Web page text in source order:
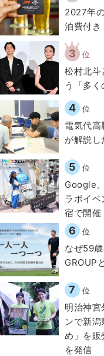
2027年
泊費付き
3 位
松村北斗
う「多く
4 位
電気代高
が解説
5 位
Google
ラボイ
宿で開催
6 位
なぜ59
GROUP
7 位
明治神
ンで新
め」を販
を発信